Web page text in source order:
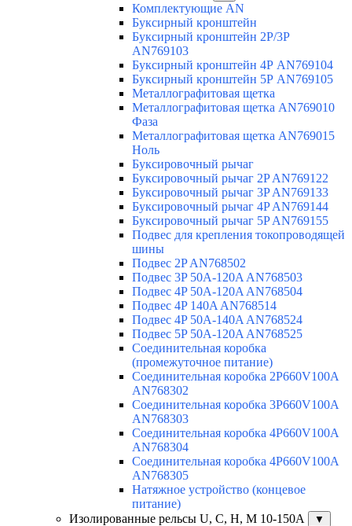
Комплектующие AN
Буксирный кронштейн
Буксирный кронштейн 2Р/3Р
AN769103
Буксирный кронштейн 4Р AN769104
Буксирный кронштейн 5Р AN769105
Металлографитовая щетка
Металлографитовая щетка AN769010
Фаза
Металлографитовая щетка AN769015
Ноль
Буксировочный рычаг
Буксировочный рычаг 2P AN769122
Буксировочный рычаг 3P AN769133
Буксировочный рычаг 4P AN769144
Буксировочный рычаг 5P AN769155
Подвес для крепления токопроводящей
шины
Подвес 2P AN768502
Подвес 3P 50A-120A AN768503
Подвес 4P 50A-120A AN768504
Подвес 4P 140A AN768514
Подвес 4P 50A-140A AN768524
Подвес 5P 50A-120A AN768525
Соединительная коробка
(промежуточное питание)
Соединительная коробка 2P660V100A
AN768302
Соединительная коробка 3P660V100A
AN768303
Соединительная коробка 4P660V100A
AN768304
Соединительная коробка 4P660V100A
AN768305
Натяжное устройство (концевое
питание)
Изолированные рельсы U, C, H, M 10-150А
▼